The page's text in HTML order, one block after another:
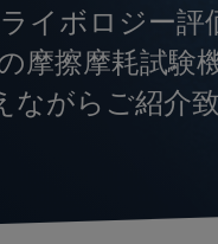
イボロジー評
摩擦摩耗試験
ながらご紹介